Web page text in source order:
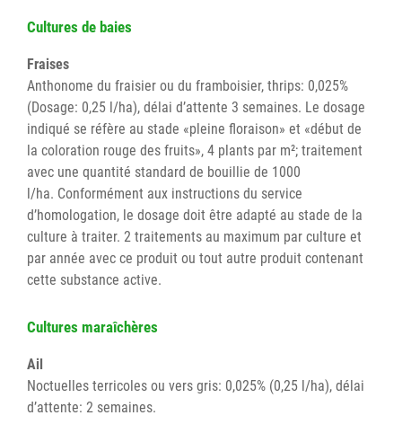
Cultures de baies
Fraises
Anthonome du fraisier ou du framboisier, thrips: 0,025%
(Dosage: 0,25 l/ha), délai d’attente 3 semaines. Le dosage
indiqué se réfère au stade «pleine floraison» et «début de
la coloration rouge des fruits», 4 plants par m²; traitement
avec une quantité standard de bouillie de 1000
l/ha. Conformément aux instructions du service
d’homologation, le dosage doit être adapté au stade de la
culture à traiter. 2 traitements au maximum par culture et
par année avec ce produit ou tout autre produit contenant
cette substance active.
Cultures maraîchères
Ail
Noctuelles terricoles ou vers gris: 0,025% (0,25 l/ha), délai
d’attente: 2 semaines.